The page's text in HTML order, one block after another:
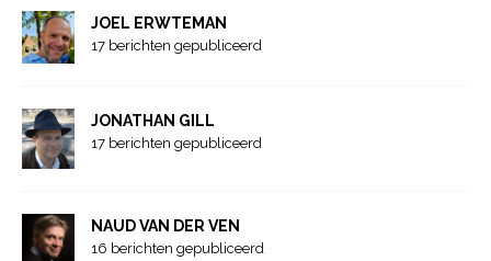
JOEL ERWTEMAN
17 berichten gepubliceerd
JONATHAN GILL
17 berichten gepubliceerd
NAUD VAN DER VEN
16 berichten gepubliceerd